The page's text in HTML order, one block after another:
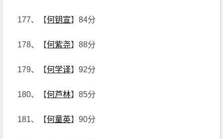
177、【何钥宣】84分
178、【何紫尧】88分
179、【何学译】92分
180、【何芦林】85分
181、【何童英】90分